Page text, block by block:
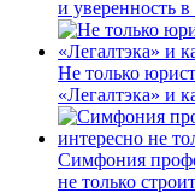
и уверенность
Не только
«Легалтэка» и
Симфония
не только